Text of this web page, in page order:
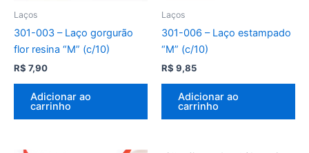
Laços
301-003 – Laço gorgurão
flor resina “M” (c/10)
R$ 7,90
Adicionar ao
carrinho
Laços
301-006 – Laço estampado
“M” (c/10)
R$ 9,85
Adicionar ao
carrinho